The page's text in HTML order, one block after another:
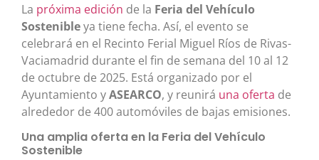
La próxima edición de la Feria del Vehículo
Sostenibleya tiene fecha. Así, el evento se
celebrará en el Recinto Ferial Miguel Ríos de Rivas-
Vaciamadrid durante el fin de semana del 10 al 12
de octubre de 2025. Está organizado por el
Ayuntamiento yASEARCO, y reunirá una oferta de
alrededor de 400 automóviles de bajas emisiones.
Una amplia oferta en la Feria del Vehículo
Sostenible